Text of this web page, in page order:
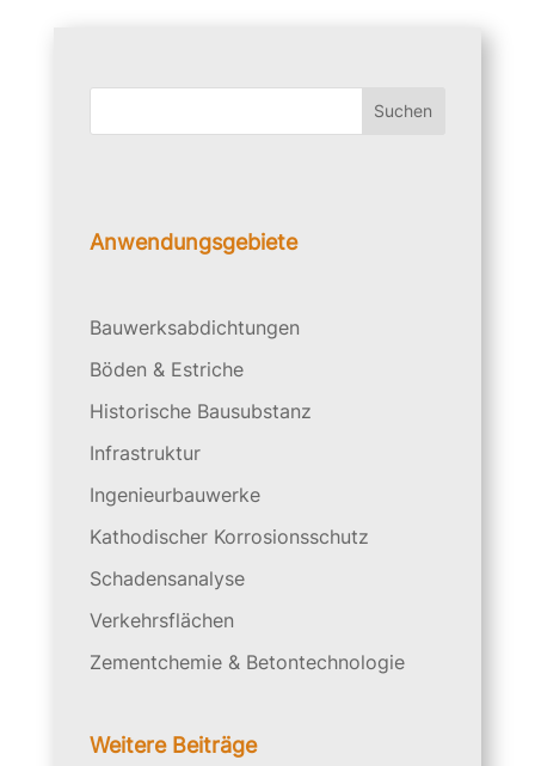
Suchen
Anwendungsgebiete
Bauwerksabdichtungen
Böden & Estriche
Historische Bausubstanz
Infrastruktur
Ingenieurbauwerke
Kathodischer Korrosionsschutz
Schadensanalyse
Verkehrsflächen
Zementchemie & Betontechnologie
Weitere Beiträge